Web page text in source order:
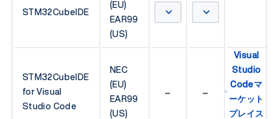
STM32CubeIDE
(EU)
EAR99
(US)
STM32CubeIDE
for Visual
Studio Code
NEC
(EU)
EAR99
(US)
- -
Visual
Studio
Codeマ
ーケット
プレイス